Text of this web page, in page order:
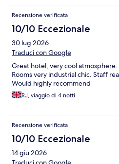
Recensione verificata
10/10 Eccezionale
30 lug 2026
Traduci con Google
Great hotel, very cool atmosphere.
Rooms very industrial chic. Staff
Would highly recommend
RJ, viaggio di 4 notti
Recensione verificata
10/10 Eccezionale
14 giu 2026